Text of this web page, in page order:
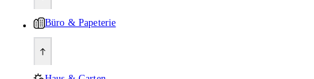
Büro & Papeterie